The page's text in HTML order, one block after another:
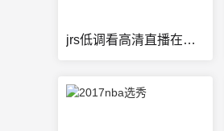
jrs低调看高清直播在线观看免费